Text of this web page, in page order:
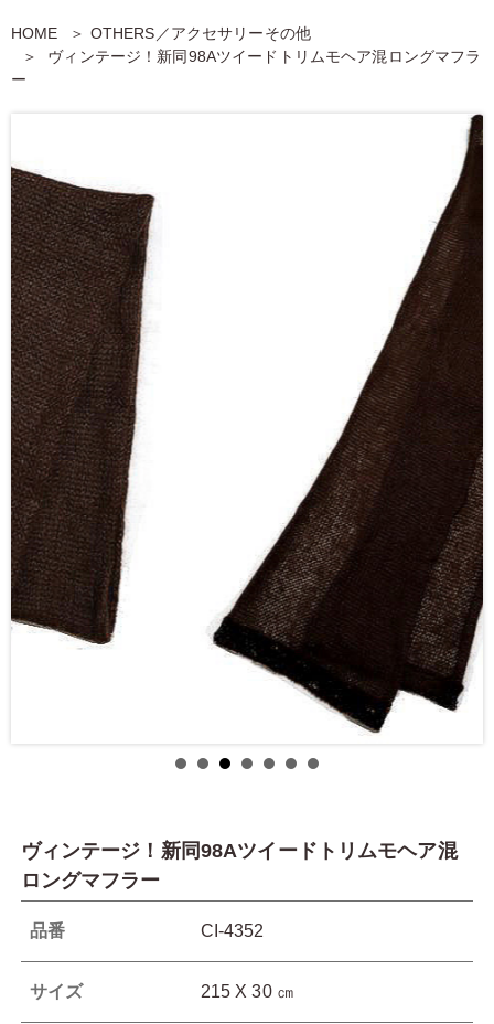
HOME
OTHERS／アクセサリーその他
ヴィンテージ！新同98Aツイードトリムモヘア混ロングマフラ
ー
ヴィンテージ！新同98Aツイードトリムモヘア混
ロングマフラー
品番 CI-4352
サイズ 215 X 30 ㎝